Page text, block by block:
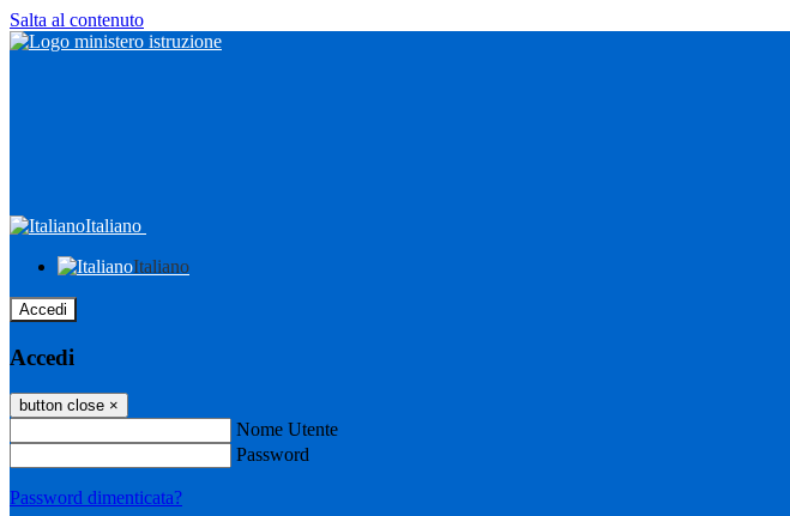
Salta al contenuto
Italiano
Italiano
Accedi
Accedi
button close ×
Nome Utente
Password
Password dimenticata?